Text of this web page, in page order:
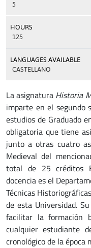
5
HOURS
125
LANGUAGES AVAILABLE
CASTELLANO
La asignatura Historia
imparte en el segundo
estudios de Graduado
obligatoria que tiene
junto a otras cuatro
Medieval del
total de 25 créditos
docencia es el
Técnicas
de esta Universidad.
facilitar la formación
cualquier estudiante
cronológico de la época